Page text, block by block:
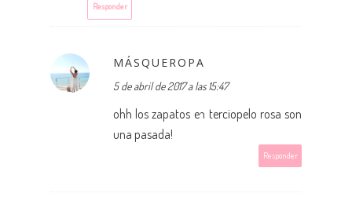
Responder
MÁSQUEROPA
5 de abril de 2017 a las 15:47
ohh los zapatos en terciopelo rosa son
una pasada!
Responder